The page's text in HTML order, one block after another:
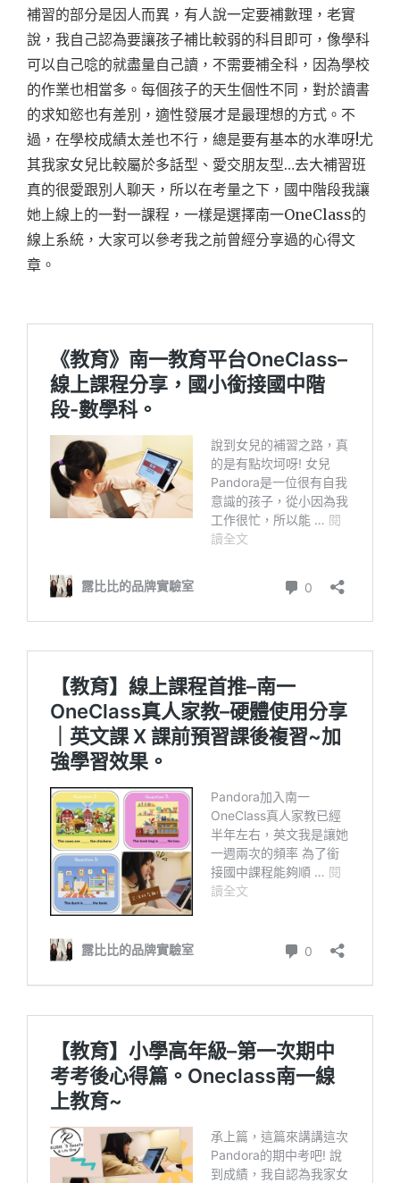
補習的部分是因人而異，有人說一定要補數理，老實
說，我自己認為要讓孩子補比較弱的科目即可，像學科
可以自己唸的就盡量自己讀，不需要補全科，因為學校
的作業也相當多。每個孩子的天生個性不同，對於讀書
的求知慾也有差別，適性發展才是最理想的方式。不
過，在學校成績太差也不行，總是要有基本的水準呀!尤
其我家女兒比較屬於多話型、愛交朋友型…去大補習班
真的很愛跟別人聊天，所以在考量之下，國中階段我讓
她上線上的一對一課程，一樣是選擇南一OneClass的
線上系統，大家可以參考我之前曾經分享過的心得文
章。